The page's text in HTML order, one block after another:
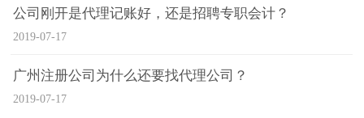
公司刚开是代理记账好，还是招聘专职会计？
2019-07-17
广州注册公司为什么还要找代理公司？
2019-07-17